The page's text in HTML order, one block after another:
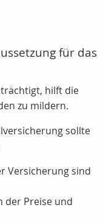
für das
hilft die
zu mildern.
sollte
Versicherung sind
der Preise und